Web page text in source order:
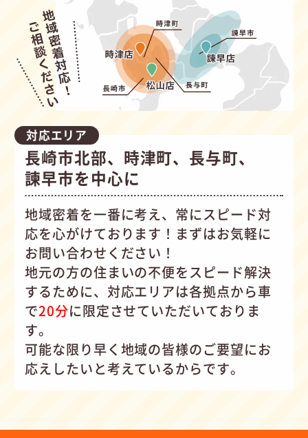
対応エリア
長崎市北部、時津町、長与町、
諫早市を中心に
地域密着を一番に考え、常にスピード対
応を心がけております！まずはお気軽に
お問い合わせください！
地元の方の住まいの不便をスピード解決
するために、対応エリアは各拠点から車
で20分に限定させていただいておりま
す。
可能な限り早く地域の皆様のご要望にお
応えしたいと考えているからです。